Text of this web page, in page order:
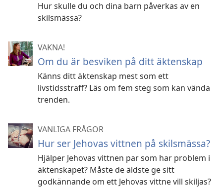
Hur skulle du och dina barn påverkas av en
skilsmässa?
VAKNA!
Om du är besviken på ditt äktenskap
Känns ditt äktenskap mest som ett
livstidsstraff? Läs om fem steg som kan vända
trenden.
VANLIGA FRÅGOR
Hur ser Jehovas vittnen på skilsmässa?
Hjälper Jehovas vittnen par som har problem i
äktenskapet? Måste de äldste ge sitt
godkännande om ett Jehovas vittne vill skiljas?